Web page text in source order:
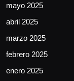
mayo 2025
abril 2025
marzo 2025
febrero 2025
enero 2025